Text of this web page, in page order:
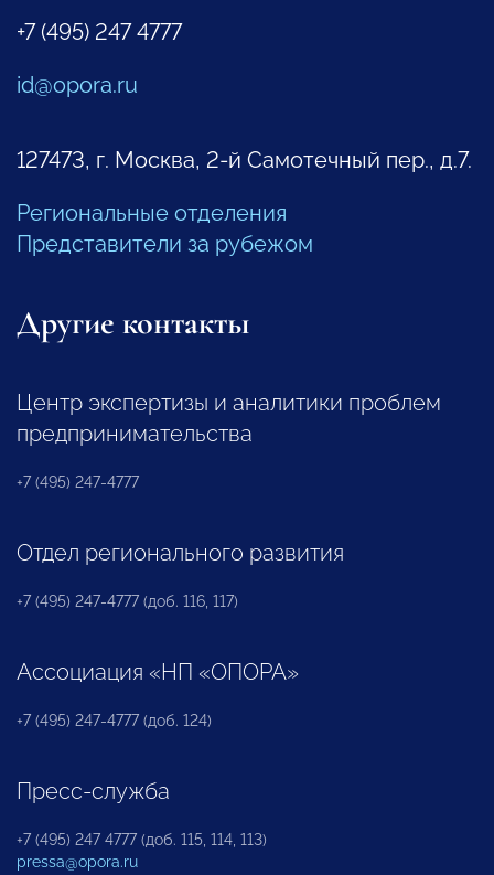
+7 (495) 247 4777
id@opora.ru
127473, г. Москва, 2-й Самотечный пер., д.7.
Региональные отделения
Представители за рубежом
Другие контакты
Центр экспертизы и аналитики проблем
предпринимательства
+7 (495) 247-4777
Отдел регионального развития
+7 (495) 247-4777 (доб. 116, 117)
Ассоциация «НП «ОПОРА»
+7 (495) 247-4777 (доб. 124)
Пресс-служба
+7 (495) 247 4777 (доб. 115, 114, 113)
pressa@opora.ru